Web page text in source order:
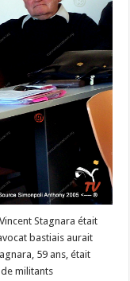
Stagnara était
bastiais aurait
59 ans, était
militants